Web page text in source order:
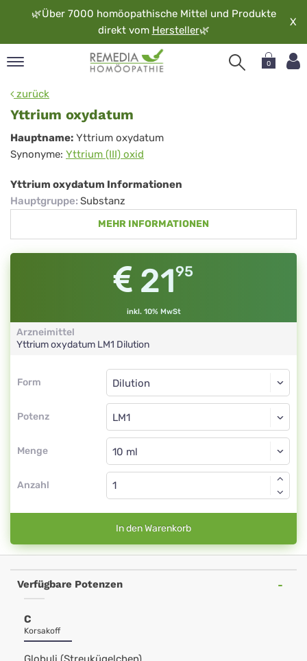
🌿Über 7000 homöopathische Mittel und Produkte
direkt vom Hersteller🌿
X
0
zurück
Yttrium oxydatum
Yttrium
oxydatum
Hauptname: Yttrium oxydatum
Synonyme: Yttrium (III) oxid
Yttrium oxydatum Informationen
Hauptgruppe: Substanz
MEHR INFORMATIONEN
2195
inkl. 10% MwSt
Arzneimittel
Yttrium oxydatum LM1 Dilution
Form
Form
Potenz
Dilution
LM1
Menge
Dilution
Anzahl
In den Warenkorb
Verfügbare Potenzen
C
Korsakoff